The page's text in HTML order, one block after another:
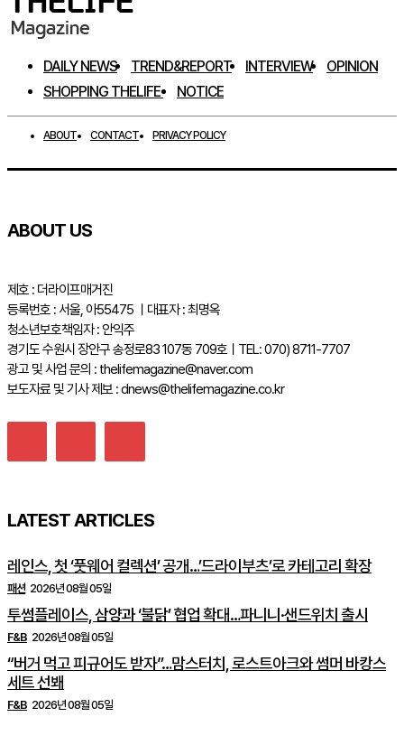
DAILY NEWS TREND&REPORT INTERVIEW
OPINION
SHOPPING THELIFE
NOTICE
ABOUT CONTACT PRIVACY POLICY
ABOUT US
제호 : 더라이프매거진
등록번호 : 서울, 아55475 ㅣ대표자 : 최명옥
청소년보호책임자 : 안익주
경기도 수원시 장안구 송정로83 107동 709호ㅣTEL: 070) 8711-7707
광고 및 사업 문의 : thelifemagazine@naver.com
보도자료 및 기사 제보 : dnews@thelifemagazine.co.kr
LATEST ARTICLES
레인스, 첫 ‘풋웨어 컬렉션’ 공개…’드라이부츠’로 카테고리 확장
패션 2026년 08월 05일
투썸플레이스, 삼양과 ‘불닭’ 협업 확대…파니니·샌드위치 출시
F&B 2026년 08월 05일
“버거 먹고 피규어도 받자”…맘스터치, 로스트아크와 썸머 바캉스
세트 선봬
F&B 2026년 08월 05일